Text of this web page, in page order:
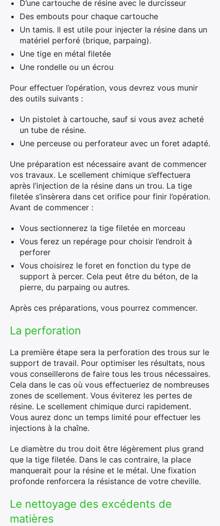
D’une cartouche de résine avec le durcisseur
Des embouts pour chaque cartouche
Un tamis. Il est utile pour injecter la résine dans un
matériel perforé (brique, parpaing).
Une tige en métal filetée
Une rondelle ou un écrou
Pour effectuer l’opération, vous devrez vous munir
des outils suivants :
Un pistolet à cartouche, sauf si vous avez acheté
un tube de résine.
Une perceuse ou perforateur avec un foret adapté.
Une préparation est nécessaire avant de commencer
vos travaux. Le scellement chimique s’effectuera
après l’injection de la résine dans un trou. La tige
filetée s’insèrera dans cet orifice pour finir l’opération.
Avant de commencer :
Vous sectionnerez la tige filetée en morceau
Vous ferez un repérage pour choisir l’endroit à
perforer
Vous choisirez le foret en fonction du type de
support à percer. Cela peut être du béton, de la
pierre, du parpaing ou autres.
Après ces préparations, vous pourrez commencer.
La perforation
La première étape sera la perforation des trous sur le
support de travail. Pour optimiser les résultats, nous
vous conseillerons de faire tous les trous nécessaires.
Cela dans le cas où vous effectueriez de nombreuses
zones de scellement. Vous éviterez les pertes de
résine. Le scellement chimique durci rapidement.
Vous aurez donc un temps limité pour effectuer les
injections à la chaîne.
Le diamètre du trou doit être légèrement plus grand
que la tige filetée. Dans le cas contraire, la place
manquerait pour la résine et le métal. Une fixation
profonde renforcera la résistance de votre cheville.
Le nettoyage des excédents de
matières